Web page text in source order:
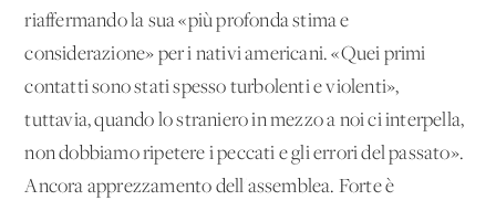
riaffermando la sua «più profonda stima e
considerazione» per i nativi americani. «Quei primi
contatti sono stati spesso turbolenti e violenti»,
tuttavia, quando lo straniero in mezzo a noi ci interpella,
non dobbiamo ripetere i peccati e gli errori del passato».
Ancora apprezzamento dell'assemblea. Forte è